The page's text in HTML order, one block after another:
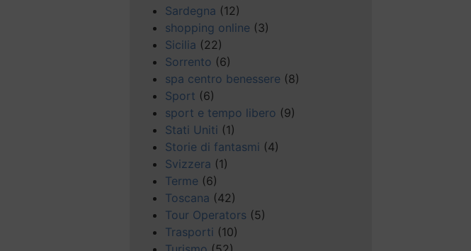
Sardegna (12)
shopping online (3)
Sicilia (22)
Sorrento (6)
spa centro benessere (8)
Sport (6)
sport e tempo libero (9)
Stati Uniti (1)
Storie di fantasmi (4)
Svizzera (1)
Terme (6)
Toscana (42)
Tour Operators (5)
Trasporti (10)